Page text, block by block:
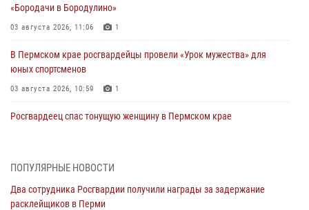
«Бородачи в Бородулино»
03 августа 2026, 11:06 1
В Пермском крае росгвардейцы провели «Урок мужества» для
юных спортсменов
03 августа 2026, 10:59 1
Росгвардеец спас тонущую женщину в Пермском крае
Сотрудники Росгвардии приняли участие в торжественном
28 июля 2026, 10:44 1
ПОПУЛЯРНЫЕ НОВОСТИ
Два сотрудника Росгвардии получили награды за задержание
расклейщиков в Перми